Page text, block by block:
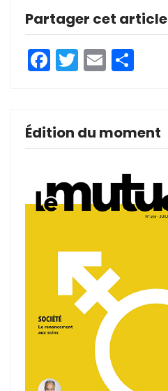
Partager cet article
Facebook
Twitter
Email
Édition du moment